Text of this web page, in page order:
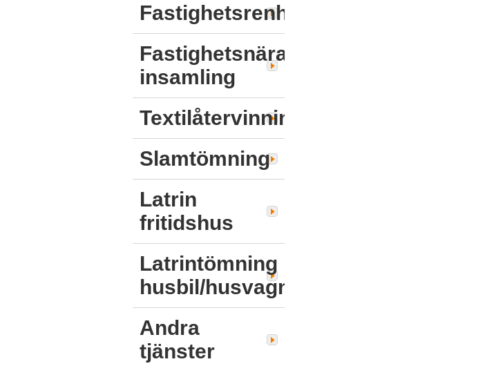
Fastighetsrenhållning
Fastighetsnära
insamling
Textilåtervinning
Slamtömning
Latrin
fritidshus
Latrintömning
husbil/husvagn
Andra
tjänster